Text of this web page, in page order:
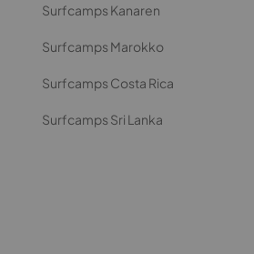
Surfcamps Kanaren
Surfcamps Marokko
Surfcamps Costa Rica
Surfcamps Sri Lanka